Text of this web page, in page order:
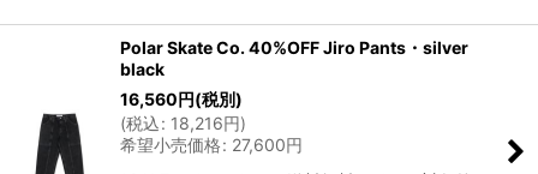
Polar Skate Co. 40%OFF Jiro Pants・silver
black
16,560円(税別)
(税込: 18,216円)
希望小売価格: 27,600円